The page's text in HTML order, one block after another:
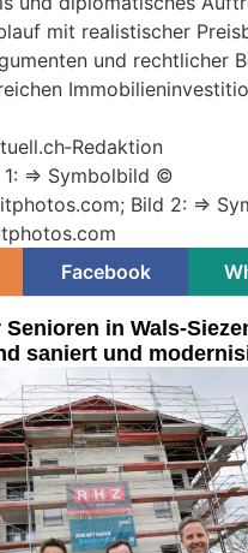
mit realistischer
und rechtlicher
=> Symbolbild ©
Bild 2: =>
Facebook
in Wals-
saniert und